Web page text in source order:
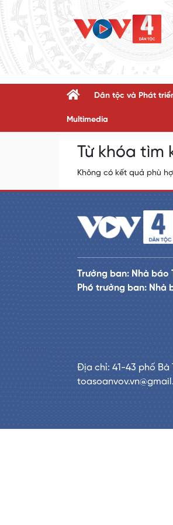
Dân tộc và Phát
Multimedia
Từ khóa tìm
Không có kết quả phù
Trưởng ban: Nhà báo
Phó trưởng ban: Nhà
Địa chỉ: 41-43 phố Bà